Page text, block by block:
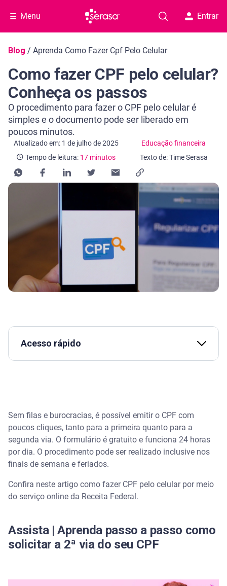
Menu Entrar
Navegação do blog
Blog / Aprenda Como Fazer Cpf Pelo Celular
Como fazer CPF pelo celular?
Conheça os passos
O procedimento para fazer o CPF pelo celular é
simples e o documento pode ser liberado em
poucos minutos.
Atualizado em: 1 de julho de 2025 Educação financeira
Categoria Educação financeira
Tempo de leitura: 17 minutos
Tempo de leitura: 17 minutos
Texto de: Time Serasa
Acesso rápido
Como fazer CPF pelo celular: primeira via
Como enviar ou apresentar documentos à Receita
Federal
Por e-mail
Como fazer CPF pelo celular: segunda via
Sem filas e burocracias, é possível emitir o CPF com
poucos cliques, tanto para a primeira quanto para a
segunda via. O formulário é gratuito e funciona 24 horas
por dia. O procedimento pode ser realizado inclusive nos
finais de semana e feriados.
Confira neste artigo como fazer CPF pelo celular por meio
do serviço online da Receita Federal.
Assista | Aprenda passo a passo como
solicitar a 2ª via do seu CPF